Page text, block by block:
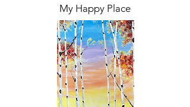
My Happy Place